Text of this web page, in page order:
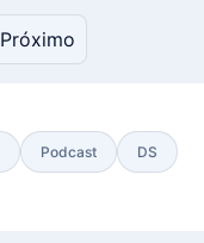
Próximo
Podcast DS